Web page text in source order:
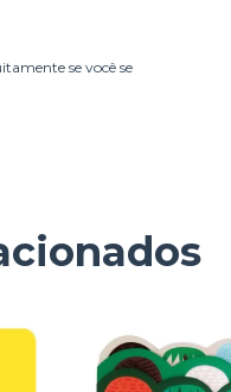
se você se